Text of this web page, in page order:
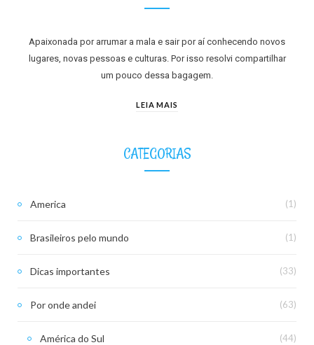
Apaixonada por arrumar a mala e sair por aí conhecendo novos
lugares, novas pessoas e culturas. Por isso resolvi compartilhar
um pouco dessa bagagem.
LEIA MAIS
CATEGORIAS
America (1)
Brasileiros pelo mundo (1)
Dicas importantes (33)
Por onde andei (63)
América do Sul (44)